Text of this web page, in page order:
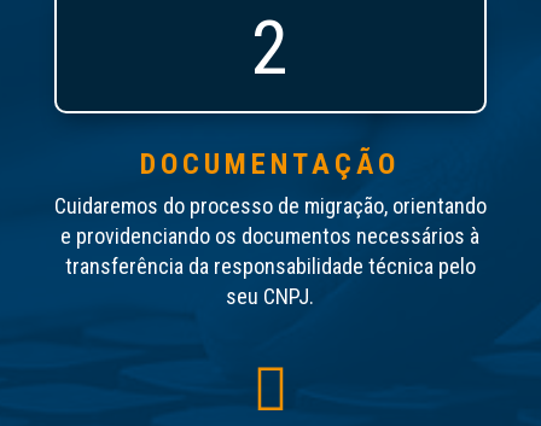
2
DOCUMENTAÇÃO
Cuidaremos do processo de migração, orientando
e providenciando os documentos necessários à
transferência da responsabilidade técnica pelo
seu CNPJ.
